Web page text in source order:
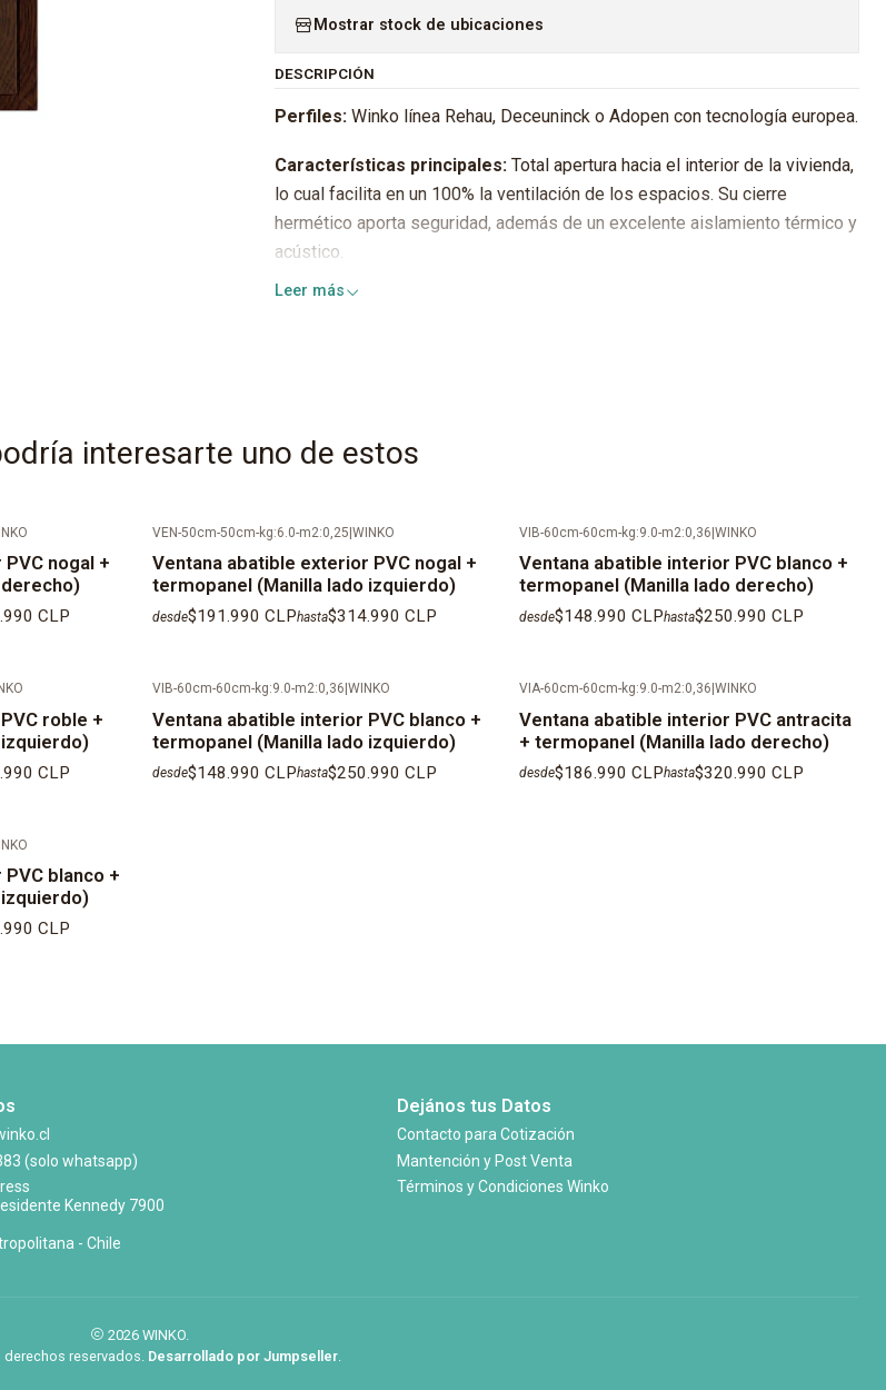
Mostrar stock de ubicaciones
DESCRIPCIÓN
Perfiles: Winko línea Rehau, Deceuninck o Adopen con tecnología europea.
Características principales: Total apertura hacia el interior de la vivienda,
lo cual facilita en un 100% la ventilación de los espacios. Su cierre
hermético aporta seguridad, además de un excelente aislamiento térmico y
acústico.
Herrajes:GU/Roto/Pabose o equivalentes.
Color de las manillas:Negras
KIT de instalaci
Cada ventana incluye cuñas, silicona neutra para sello
corresponde).
IMPORTANTE: Al ser productos fabricados a medida, los tiempos de
despacho son de 25
biles aproximadamente desde la fecha
Leer más
interesarte uno de estos
nogal +
CLP
VEN-50cm-50cm-kg:6.0-m2:0,25 WINKO
Ventana abatible exterior PVC nogal +
termopanel (Manilla lado izquierdo)
desde$191.990 CLPhasta$314.990 CLP
VIB-60cm-60cm-kg:9.0-m2:0,36 WINKO
Ventana abatible interior PVC blanco +
termopanel (Manilla lado derecho)
desde$148.990 CLPhasta$250.990 CLP
roble +
CLP
VIB-60cm-60cm-kg:9.0-m2:0,36 WINKO
Ventana abatible interior PVC blanco +
termopanel (Manilla lado izquierdo)
desde$148.990 CLPhasta$250.990 CLP
VIA-60cm-60cm-kg:9.0-m2:0,36 WINKO
Ventana abatible interior PVC antracita
+ termopanel (Manilla lado derecho)
desde$186.990 CLPhasta$320.990 CLP
blanco +
CLP
(solo whatsapp)
Kennedy 7900
- Chile
Dejános tus Datos
Contacto para Cotización
Mantención y Post Venta
Términos y Condiciones Winko
2026 WINKO.
derechos reservados. Desarrollado por Jumpseller.